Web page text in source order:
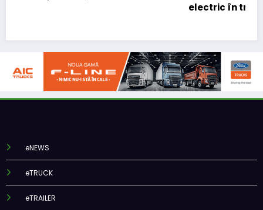
electric în transport internațional
eNEWS
eTRUCK
eTRAILER